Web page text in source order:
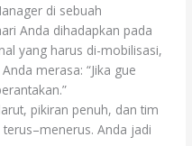
di sebuah
Anda dihadapkan pada
yang harus di-mobilisasi,
merasa: “Jika gue
pikiran penuh, dan tim
Anda jadi